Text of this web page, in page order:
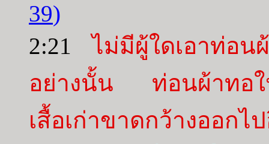
39)
2:21ไม่มีผู้ใดเอาท่อน
อย่างนั้น ท่อนผ้าทอใ
เสื้อเก่าขาดกว้างออกไ